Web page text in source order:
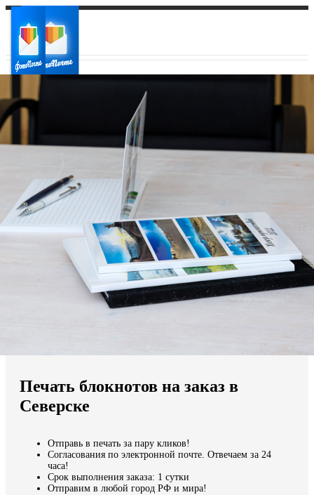
Ваш регион доставки
Выберите из списка:
Мы доставляем по всему миру
Продолжить без города
Печать блокнотов на заказ в
Северске
Отправь в печать за пару кликов!
Согласования по электронной почте. Отвечаем за 24
часа!
Срок выполнения заказа: 1 сутки
Отправим в любой город РФ и мира!